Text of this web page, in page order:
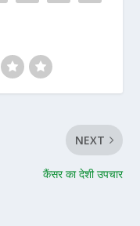
NEXT
कैंसर का देशी उपचार